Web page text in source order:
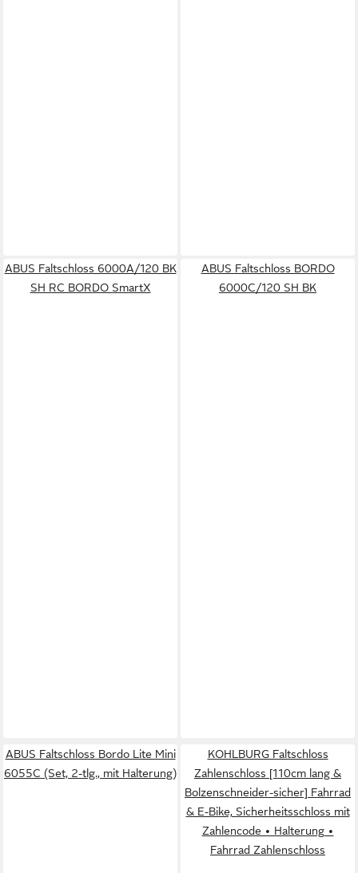
ABUS Faltschloss 6000A/120 BK
SH RC BORDO SmartX
ABUS Faltschloss BORDO
6000C/120 SH BK
ABUS Faltschloss Bordo Lite Mini
6055C (Set, 2-tlg., mit Halterung)
KOHLBURG Faltschloss
Zahlenschloss [110cm lang &
Bolzenschneider-sicher] Fahrrad
& E-Bike, Sicherheitsschloss mit
Zahlencode • Halterung •
Fahrrad Zahlenschloss